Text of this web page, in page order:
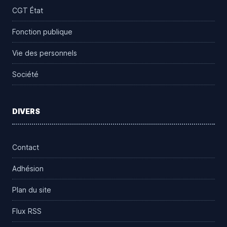
CGT État
Fonction publique
Vie des personnels
Société
DIVERS
Contact
Adhésion
Plan du site
Flux RSS